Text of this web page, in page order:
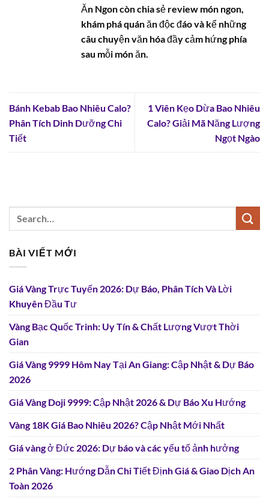
Ăn Ngon còn chia sẻ review món ngon,
khám phá quán ăn độc đáo và kể những
câu chuyện văn hóa đầy cảm hứng phía
sau mỗi món ăn.
Bánh Kebab Bao Nhiêu Calo?
Phân Tích Dinh Dưỡng Chi
Tiết
1 Viên Kẹo Dừa Bao Nhiêu
Calo? Giải Mã Năng Lượng
Ngọt Ngào
BÀI VIẾT MỚI
Giá Vàng Trực Tuyến 2026: Dự Báo, Phân Tích Và Lời
Khuyên Đầu Tư
Vàng Bạc Quốc Trinh: Uy Tín & Chất Lượng Vượt Thời
Gian
Giá Vàng 9999 Hôm Nay Tại An Giang: Cập Nhật & Dự Báo
2026
Giá Vàng Doji 9999: Cập Nhật 2026 & Dự Báo Xu Hướng
Vàng 18K Giá Bao Nhiêu 2026? Cập Nhật Mới Nhất
Giá vàng ở Đức 2026: Dự báo và các yếu tố ảnh hưởng
2 Phân Vàng: Hướng Dẫn Chi Tiết Định Giá & Giao Dịch An
Toàn 2026